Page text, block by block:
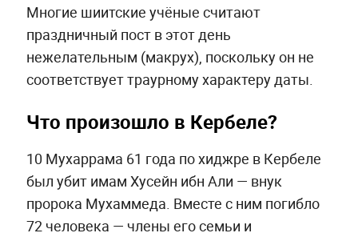
Многие шиитские учёные считают
праздничный пост в этот день
нежелательным (макрух), поскольку он не
соответствует траурному характеру даты.
Что произошло в Кербеле?
10 Мухаррама 61 года по хиджре в Кербеле
был убит имам Хусейн ибн Али — внук
пророка Мухаммеда. Вместе с ним погибло
72 человека — члены его семьи и